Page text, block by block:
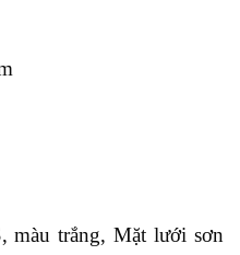
màu trắng, Mặt lưới sơn